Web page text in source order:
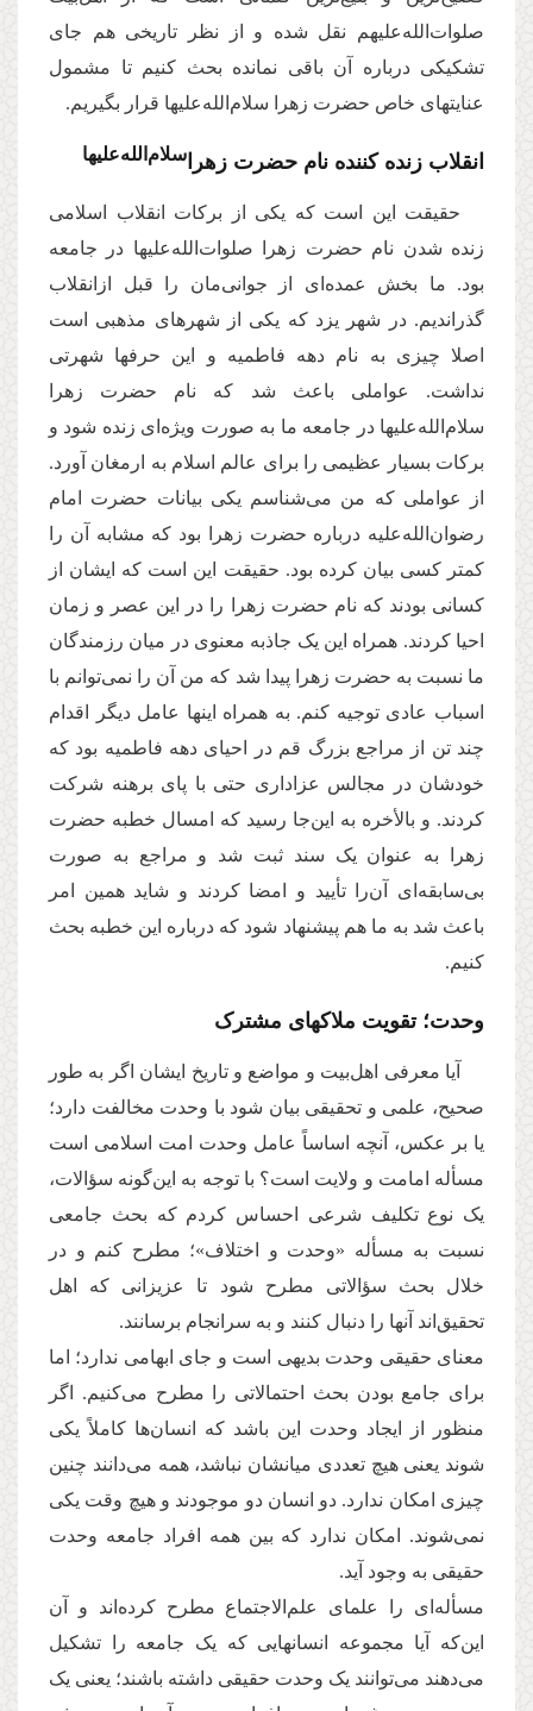
صلوات‌الله‌علیهم نقل شده و از نظر تاریخی هم جای
تشکیکی درباره آن باقی نمانده بحث کنیم تا مشمول
عنایتهای خاص حضرت‌ زهرا سلام‌الله‌علیها قرار بگیریم.
انقلاب زنده کننده نام حضرت زهراسلام‌الله‌علیها
حقیقت این است که یکی از برکات انقلاب اسلامی
زنده شدن نام حضرت زهرا صلوات‌الله‌علیها در جامعه
بود. ما بخش عمده‌ای از جوانی‌مان را قبل ازانقلاب
گذراندیم. در شهر یزد که یکی از شهرهای مذهبی است
اصلا چیزی به نام دهه فاطمیه و این حرفها شهرتی
نداشت. عواملی باعث شد که نام حضرت زهرا
سلام‌الله‌علیها در جامعه ما به صورت ویژه‌ای زنده شود و
برکات بسیار عظیمی را برای عالم اسلام به ارمغان آورد.
از عواملی که من می‌شناسم یکی بیانات حضرت امام
رضوان‌الله‌علیه درباره حضرت زهرا بود که مشابه آن را
کمتر کسی بیان کرده بود. حقیقت این است که ایشان از
کسانی بودند که نام حضرت زهرا را در این عصر و زمان
احیا کردند. همراه این یک جاذبه معنوی در میان رزمندگان
ما نسبت به حضرت زهرا پیدا شد که من آن را نمی‌توانم با
اسباب عادی توجیه کنم. به همراه اینها عامل دیگر اقدام
چند تن از مراجع بزرگ قم در احیای دهه فاطمیه بود که
خودشان در مجالس عزاداری حتی با پای برهنه شرکت
کردند. و بالأخره به این‌جا رسید که امسال خطبه حضرت
زهرا به عنوان یک سند ثبت شد و مراجع به صورت
بی‌سابقه‌ای آن‌را تأیید و امضا کردند و شاید همین امر
باعث شد به ما هم پیشنهاد شود که درباره این خطبه بحث
کنیم.
وحدت؛ تقویت ملاکهای مشترک
آیا معرفی اهل‌بیت و مواضع و تاریخ ایشان اگر به طور
صحیح، علمی و تحقیقی بیان شود با وحدت مخالفت دارد؛
یا بر عکس، آنچه اساساً عامل وحدت امت اسلامی است
مسأله امامت و ولایت است؟ با توجه به این‌گونه سؤالات،
یک نوع تکلیف شرعی احساس کردم که بحث جامعی
نسبت به مسأله «وحدت و اختلاف»؛ مطرح کنم و در
خلال بحث سؤالاتی مطرح شود تا عزیزانی که اهل
تحقیق‌اند آنها را دنبال کنند و به سرانجام برسانند.
معنای حقیقی وحدت بدیهی است و جای ابهامی ندارد؛ اما
برای جامع بودن بحث احتمالاتی را مطرح می‌کنیم. اگر
منظور از ایجاد وحدت این باشد که انسان‌ها کاملاً یکی
شوند یعنی هیچ تعددی میانشان نباشد، همه می‌دانند چنین
چیزی امکان ندارد. دو انسان دو موجودند و هیچ وقت یکی
نمی‌شوند. امکان ندارد که بین همه افراد جامعه وحدت
حقیقی به وجود آید.
مسأله‌ای را علمای علم‌الاجتماع مطرح کرده‌اند و آن
این‌که آیا مجموعه انسانهایی که یک جامعه را تشکیل
می‌دهند می‌توانند یک وحدت حقیقی داشته باشند؛ یعنی یک